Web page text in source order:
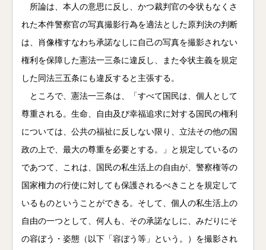
所論は、本人の意思に反し、かつ裁判官の令状もなくさ
れた本件警察官の写真撮影行為を適法とした原判決の判断
は、肖像権すなわち承諾なしに自己の写真を撮影されない
権利を保障した憲法一三条に違反し、また令状主義を規定
した同法三五条にも違反すると主張する。
ところで、憲法一三条は、「すべて国民は、個人として
尊重される。生命、自由及び幸福追求に対する国民の権利
については、公共の福祉に反しない限り、立法その他の国
政の上で、最大の尊重を必要とする。」と規定しているの
であつて、これは、国民の私生活上の自由が、警察権等の
国家権力の行使に対しても保護されるべきことを規定して
いるものということができる。そして、個人の私生活上の
自由の一つとして、何人も、その承諾なしに、みだりにそ
の容ぼう・姿態（以下「容ぼう等」という。）を撮影され